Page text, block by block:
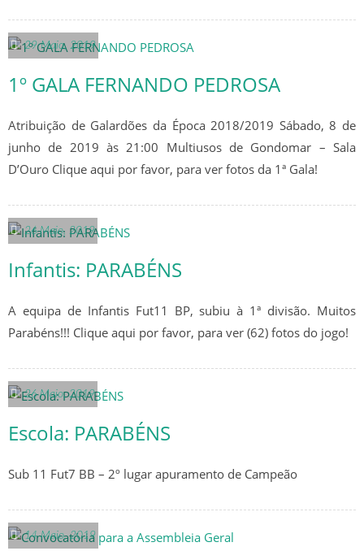
CLASSIFICAÇÃO
CLASSIFICAÇÕES GERAIS
CLASSIFICAÇÃO
CALENDÁRIO
ESTATÍSTICAS
CLASSIFICAÇÕES
CALENDÁRIO
SUB 17 – JUVENIS
CLASSIFICAÇÃO
29 Maio, 2019
1º GALA FERNANDO PEDROSA
Atribuição de Galardões da Época 2018/2019 Sábado, 8 de
junho de 2019 às 21:00 Multiusos de Gondomar – Sala
D’Ouro Clique aqui por favor, para ver fotos da 1ª Gala!
26 Maio, 2019
Infantis: PARABÉNS
A equipa de Infantis Fut11 BP, subiu à 1ª divisão. Muitos
Parabéns!!! Clique aqui por favor, para ver (62) fotos do jogo!
26 Maio, 2019
Escola: PARABÉNS
Sub 11 Fut7 BB – 2º lugar apuramento de Campeão
14 Maio, 2019